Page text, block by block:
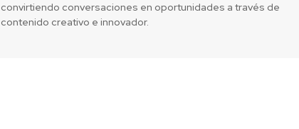
convirtiendo conversaciones en oportunidades a través de
contenido creativo e innovador.